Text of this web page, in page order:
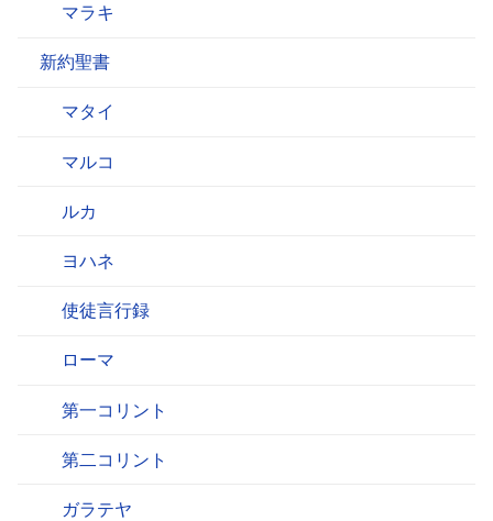
マラキ
新約聖書
マタイ
マルコ
ルカ
ヨハネ
使徒言行録
ローマ
第一コリント
第二コリント
ガラテヤ